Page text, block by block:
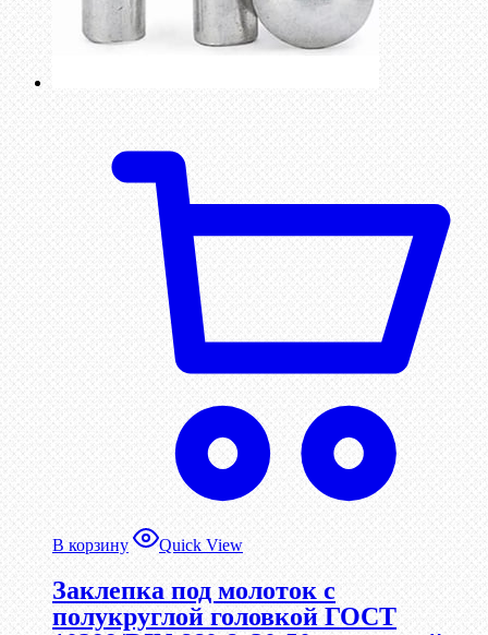
В корзину Quick View
Заклепка под молоток с
полукруглой головкой ГОСТ